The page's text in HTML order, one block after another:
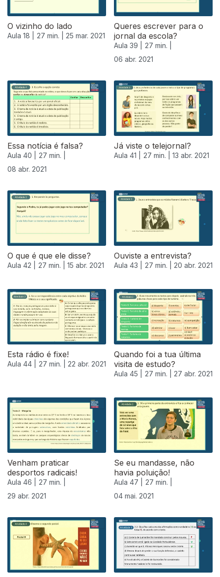
O vizinho do lado
Aula 18 | 27 min. | 25 mar. 2021
Queres escrever para o
jornal da escola?
Aula 39 |
27 min. |
06 abr. 2021
Essa notícia é falsa?
Aula 40 |
27 min. |
08 abr. 2021
Já viste o telejornal?
Aula 41 | 27 min. | 13 abr. 2021
O que é que ele disse?
Aula 42 | 27 min. | 15 abr. 2021
Ouviste a entrevista?
Aula 43 | 27 min. | 20 abr. 2021
Esta rádio é fixe!
Aula 44 | 27 min. | 22 abr. 2021
Quando foi a tua última
visita de estudo?
Aula 45 | 27 min. | 27 abr. 2021
Venham praticar
desportos radicais!
Aula 46 |
27 min. |
29 abr. 2021
Se eu mandasse, não
havia poluição!
Aula 47 |
27 min. |
04 mai. 2021
541371